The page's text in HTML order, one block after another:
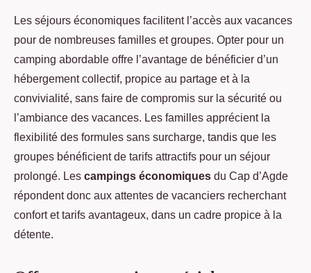
Les séjours économiques facilitent l’accès aux vacances
pour de nombreuses familles et groupes. Opter pour un
camping abordable offre l’avantage de bénéficier d’un
hébergement collectif, propice au partage et à la
convivialité, sans faire de compromis sur la sécurité ou
l’ambiance des vacances. Les familles apprécient la
flexibilité des formules sans surcharge, tandis que les
groupes bénéficient de tarifs attractifs pour un séjour
prolongé. Les campings économiques du Cap d’Agde
répondent donc aux attentes de vacanciers recherchant
confort et tarifs avantageux, dans un cadre propice à la
détente.